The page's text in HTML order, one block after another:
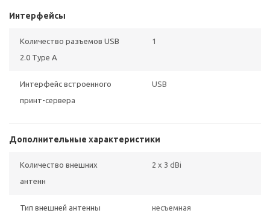
Интерфейсы
Количество разъемов USB
2.0 Type A
1
Интерфейс встроенного
принт-сервера
USB
Дополнительные характеристики
Количество внешних
антенн
2 x 3 dBi
Тип внешней антенны несъемная